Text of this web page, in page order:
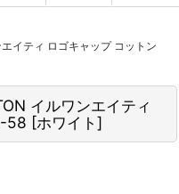
イティ ロゴキャップ コットン
イルワンエイティ
58 [ホワイト]